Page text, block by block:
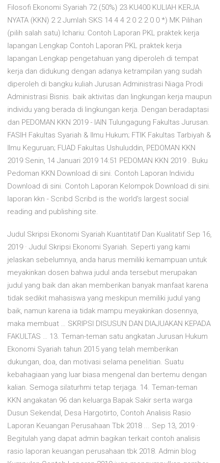
Filosofi Ekonomi Syariah 72 (50%) 23 KU400 KULIAH KERJA
NYATA (KKN) 2 2 Jumlah SKS 14 4 4 2 0 2 2 0 0 *) MK Pilihan
(pilih salah satu) Ichariu: Contoh Laporan PKL praktek kerja
lapangan Lengkap Contoh Laporan PKL praktek kerja
lapangan Lengkap pengetahuan yang diperoleh di tempat
kerja dan didukung dengan adanya ketrampilan yang sudah
diperoleh di bangku kuliah Jurusan Administrasi Niaga Prodi
Administrasi Bisnis. baik aktivitas dan lingkungan kerja maupun
individu yang berada di lingkungan kerja. Dengan beradaptasi
dan PEDOMAN KKN 2019 - IAIN Tulungagung Fakultas Jurusan.
FASIH Fakultas Syariah & Ilmu Hukum; FTIK Fakultas Tarbiyah &
Ilmu Keguruan; FUAD Fakultas Ushuluddin, PEDOMAN KKN
2019 Senin, 14 Januari 2019 14:51 PEDOMAN KKN 2019 . Buku
Pedoman KKN Download di sini. Contoh Laporan Individu
Download di sini. Contoh Laporan Kelompok Download di sini.
laporan kkn - Scribd Scribd is the world's largest social
reading and publishing site.
Judul Skripsi Ekonomi Syariah Kuantitatif Dan Kualitatif Sep 16,
2019 · Judul Skripsi Ekonomi Syariah. Seperti yang kami
jelaskan sebelumnya, anda harus memiliki kemampuan untuk
meyakinkan dosen bahwa judul anda tersebut merupakan
judul yang baik dan akan memberikan banyak manfaat karena
tidak sedikit mahasiswa yang meskipun memiliki judul yang
baik, namun karena ia tidak mampu meyakinkan dosennya,
maka membuat … SKRIPSI DISUSUN DAN DIAJUAKAN KEPADA
FAKULTAS … 13. Teman-teman satu angkatan Jurusan Hukum
Ekonomi Syariah tahun 2015 yang telah memberikan
dukungan, doa, dan motivasi selama penelitian. Suatu
kebahagiaan yang luar biasa mengenal dan bertemu dengan
kalian. Semoga silaturhmi tetap terjaga. 14. Teman-teman
KKN angakatan 96 dan keluarga Bapak Sakir serta warga
Dusun Sekendal, Desa Hargotirto, Contoh Analisis Rasio
Laporan Keuangan Perusahaan Tbk 2018 ... Sep 13, 2019 ·
Begitulah yang dapat admin bagikan terkait contoh analisis
rasio laporan keuangan perusahaan tbk 2018. Admin blog